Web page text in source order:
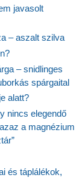
javasolt
– aszalt szilva
– snidlinges
spárgaital
alatt?
nincs elegendő
a magnézium
és táplálékok,